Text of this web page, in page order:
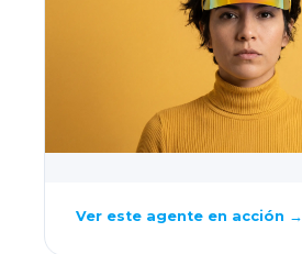
Ver este agente en acción →